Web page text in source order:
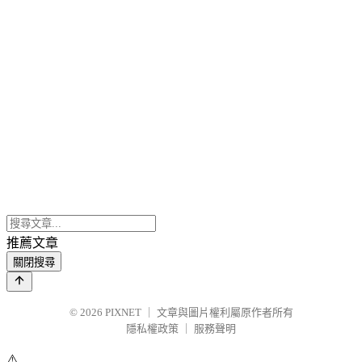
推薦文章
關閉搜尋
© 2026 PIXNET
文章與圖片權利屬原作者所有
隱私權政策
服務聲明
⚠️